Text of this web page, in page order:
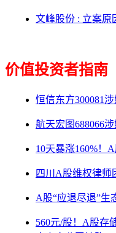
文峰股份 : 立案原
价值投资者指南
恒信东方300081
航天宏图688066
10天暴涨160%！
四川A股维权律师
A股“应退尽退”生
560元/股！A股存